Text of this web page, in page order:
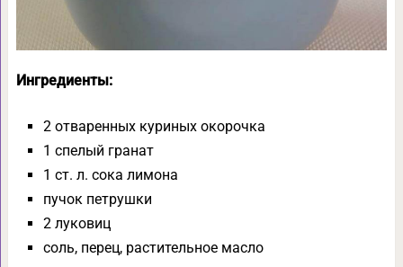
Ингредиенты:
2 отваренных куриных окорочка
1 спелый гранат
1 ст. л. сока лимона
пучок петрушки
2 луковиц
соль, перец, растительное масло